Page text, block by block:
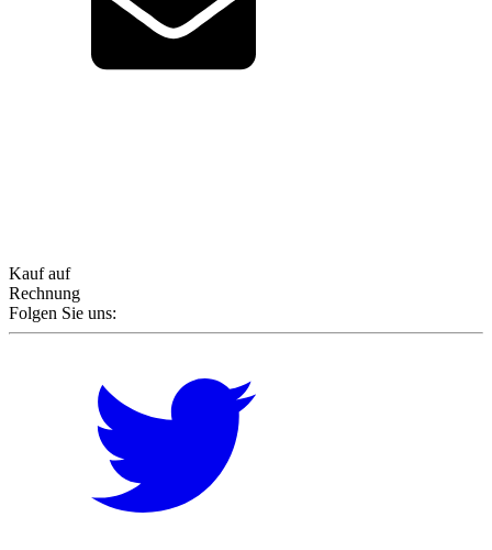
Kauf auf
Rechnung
Folgen Sie uns: